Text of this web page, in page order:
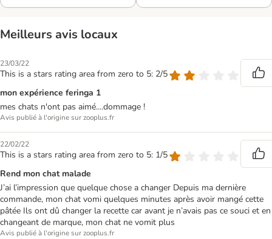
Meilleurs avis locaux
23/03/22
This is a stars rating area from zero to 5: 2/5
mon expérience feringa 1
mes chats n'ont pas aimé....dommage !
Avis publié à l'origine sur zooplus.fr
22/02/22
This is a stars rating area from zero to 5: 1/5
Rend mon chat malade
J’ai l’impression que quelque chose a changer Depuis ma dernière
commande, mon chat vomi quelques minutes après avoir mangé cette
pâtée Ils ont dû changer la recette car avant je n’avais pas ce souci et en
changeant de marque, mon chat ne vomit plus
Avis publié à l'origine sur zooplus.fr